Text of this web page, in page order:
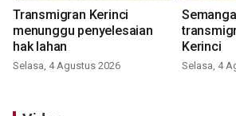
Transmigran Kerinci
menunggu penyelesaian
hak lahan
Selasa, 4 Agustus 2026
Kerinci
Selasa, 4